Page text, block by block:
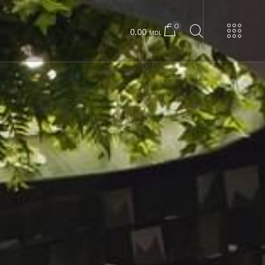
0,00MDL
0
URNE
Urban 22 mică
Urban 22 mare
Urban 24 exclusiv